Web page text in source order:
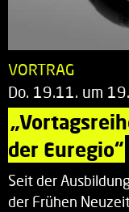
VORTRAG
Do. 19.11. um
der Euregio“
Seit der
der Frühen